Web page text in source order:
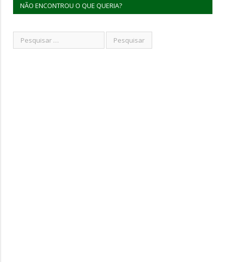
NÃO ENCONTROU O QUE QUERIA?